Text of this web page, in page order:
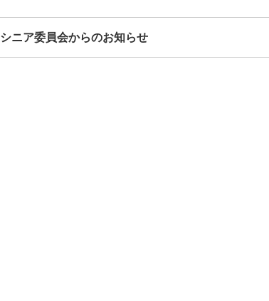
シニア委員会からのお知らせ